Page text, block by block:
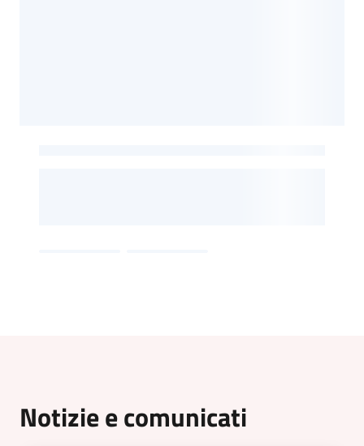
Notizie e comunicati